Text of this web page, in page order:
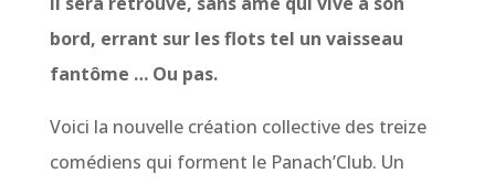
bord, errant sur les flots tel un vaisseau
fantôme … Ou pas.
Voici la nouvelle création collective des treize
comédiens qui forment le Panach’Club. Un